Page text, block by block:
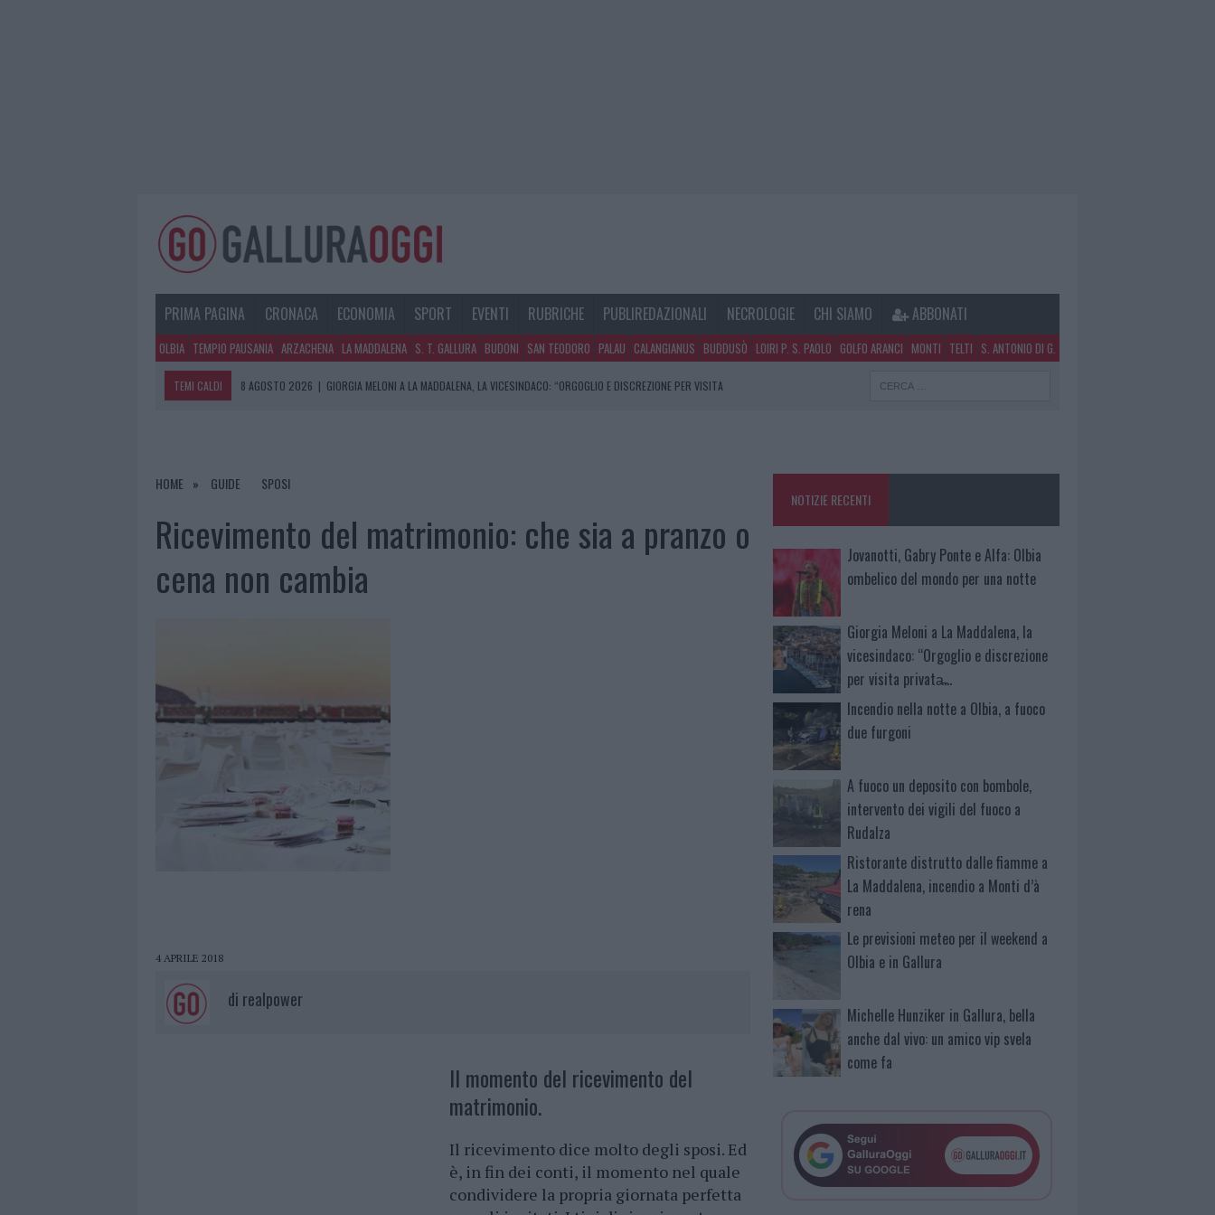
PRIMA PAGINA CRONACA ECONOMIA SPORT EVENTI RUBRICHE PUBLIREDAZIONALI NECROLOGIE CHI SIAMO ABBONATI
OLBIA TEMPIO PAUSANIA ARZACHENA LA MADDALENA S. T. GALLURA BUDONI SAN TEODORO PALAU CALANGIANUS BUDDUSÒ LOIRI P. S. PAOLO GOLFO ARANCI MONTI TELTI S. ANTONIO DI G.
TEMI CALDI 8 AGOSTO 2026 | GIORGIA MELONI A LA MADDALENA, LA VICESINDACO: “ORGOGLIO E DISCREZIONE PER VISITA
8 AGOSTO 2026
A FUOCO UN DEPOSITO CON BOMBOLE, INTERVENTO DEI VIGILI DEL FUOCO A RUDALZA
8 AGOSTO 2026 | JOVANOTTI, GABRY PONTE E ALFA: OLBIA OMBELICO DEL MONDO PER UNA NOTTE
HOME GUIDE SPOSI
Ricevimento del matrimonio: che sia a pranzo o
cena non cambia
4 APRILE 2018
di realpower
Il momento del ricevimento del
matrimonio.
Il ricevimento dice molto degli sposi. Ed
è, in fin dei conti, il momento nel quale
condividere la propria giornata perfetta
NOTIZIE RECENTI
Jovanotti, Gabry Ponte e Alfa: Olbia
ombelico del mondo per una notte
Giorgia Meloni a La Maddalena, la
vicesindaco: “Orgoglio e discrezione
per visita privata̶…
Incendio nella notte a Olbia, a fuoco
due furgoni
A fuoco un deposito con bombole,
intervento dei vigili del fuoco a
Rudalza
Ristorante distrutto dalle fiamme a
La Maddalena, incendio a Monti d’à
rena
Le previsioni meteo per il weekend a
Olbia e in Gallura
Michelle Hunziker in Gallura, bella
anche dal vivo: un amico vip svela
come fa